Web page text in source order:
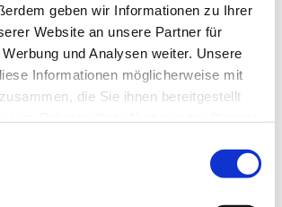
geben wir Informationen zu Ihrer
Website an unsere Partner für
und Analysen weiter. Unsere
Informationen möglicherweise mit
die Sie ihnen bereitgestellt